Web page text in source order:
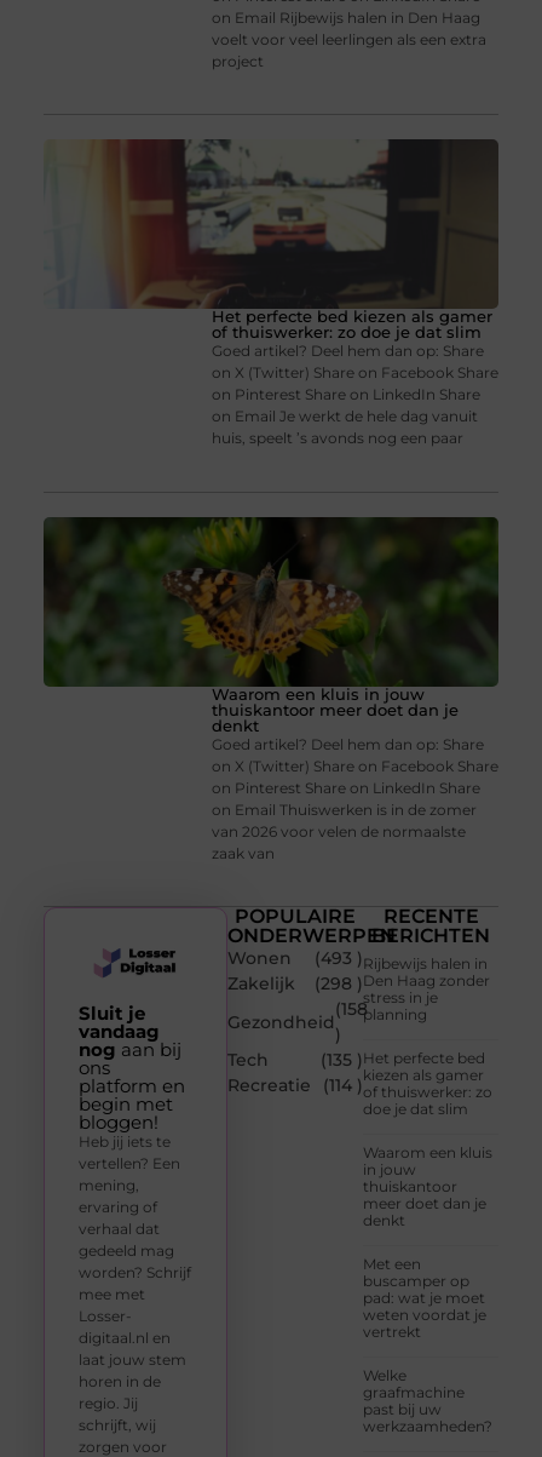
on Email Rijbewijs halen in Den Haag
voelt voor veel leerlingen als een extra
project
Het perfecte bed kiezen als gamer
of thuiswerker: zo doe je dat slim
Goed artikel? Deel hem dan op: Share
on X (Twitter) Share on Facebook Share
on Pinterest Share on LinkedIn Share
on Email Je werkt de hele dag vanuit
huis, speelt ’s avonds nog een paar
Waarom een kluis in jouw
thuiskantoor meer doet dan je
denkt
Goed artikel? Deel hem dan op: Share
on X (Twitter) Share on Facebook Share
on Pinterest Share on LinkedIn Share
on Email Thuiswerken is in de zomer
van 2026 voor velen de normaalste
zaak van
POPULAIRE
ONDERWERPEN
Wonen
(493 )
Zakelijk
(298 )
Gezondheid
(158
)
Tech
(135 )
Recreatie
(114 )
RECENTE
BERICHTEN
Rijbewijs halen in
Den Haag zonder
stress in je
planning
Het perfecte bed
kiezen als gamer
of thuiswerker: zo
doe je dat slim
Waarom een kluis
in jouw
thuiskantoor
meer doet dan je
denkt
Met een
buscamper op
pad: wat je moet
weten voordat je
vertrekt
Welke
graafmachine
past bij uw
werkzaamheden?
Sluit je
vandaag
nog aan bij
ons
platform en
begin met
bloggen!
Heb jij iets te
vertellen? Een
mening,
ervaring of
verhaal dat
gedeeld mag
worden? Schrijf
mee met
Losser-
digitaal.nl en
laat jouw stem
horen in de
regio. Jij
schrijft, wij
zorgen voor